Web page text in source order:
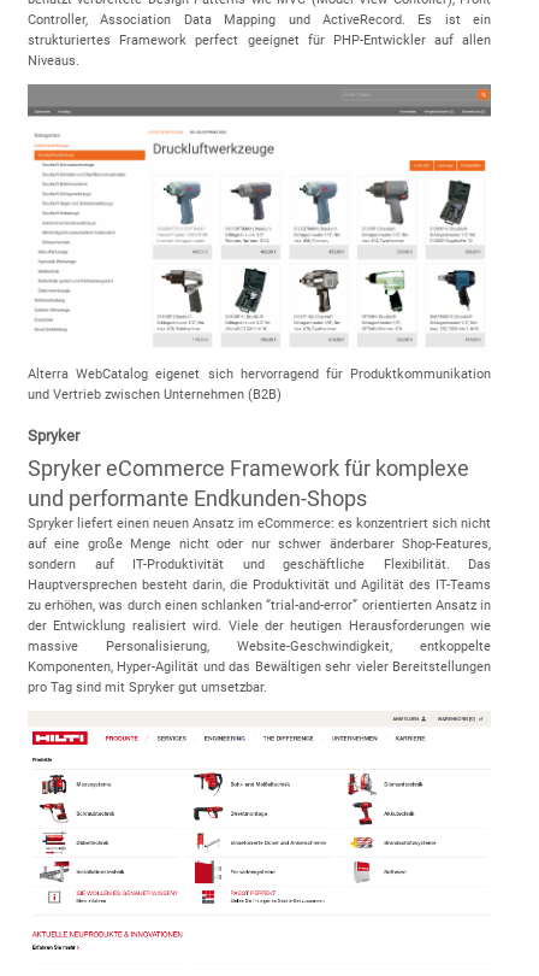
Controller, Association Data Mapping und ActiveRecord. Es ist ein
strukturiertes Framework perfect geeignet für PHP-Entwickler auf allen
Niveaus.
Alterra WebCatalog eigenet sich hervorragend für Produktkommunikation
und Vertrieb zwischen Unternehmen (B2B)
Spryker
Spryker eCommerce Framework für komplexe
und performante Endkunden-Shops
Spryker liefert einen neuen Ansatz im eCommerce: es konzentriert sich nicht
auf eine große Menge nicht oder nur schwer änderbarer Shop-Features,
sondern auf IT-Produktivität und geschäftliche Flexibilität. Das
Hauptversprechen besteht darin, die Produktivität und Agilität des IT-Teams
zu erhöhen, was durch einen schlanken “trial-and-error” orientierten Ansatz in
der Entwicklung realisiert wird. Viele der heutigen Herausforderungen wie
massive Personalisierung, Website-Geschwindigkeit, entkoppelte
Komponenten, Hyper-Agilität und das Bewältigen sehr vieler Bereitstellungen
pro Tag sind mit Spryker gut umsetzbar.